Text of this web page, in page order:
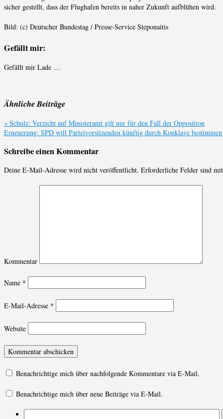
sicher gestellt, dass der Flughafen bereits in naher Zukunft aufblühen wird.
Bild: (c) Deutscher Bundestag / Presse-Service Steponaitis
Gefällt mir:
Gefällt mir Lade …
Ähnliche Beiträge
« Schulz: Verzicht auf Ministeramt gilt nur für den Fall der Opposition
Erneuerung: SPD will Parteivorsitzenden künftig durch Konklave
Schreibe einen Kommentar
Deine E-Mail-Adresse wird nicht veröffentlicht. Erforderliche Felder sind
Kommentar
Name *
E-Mail-Adresse *
Website
Benachrichtige mich über nachfolgende Kommentare via E-Mail.
Benachrichtige mich über neue Beiträge via E-Mail.